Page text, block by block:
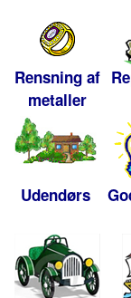
Rensning af
metaller
Udendørs